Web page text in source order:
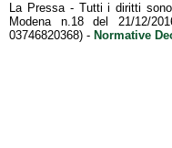
La Pressa - Tutti i diritti
Modena n.18 del 21/12/
03746820368) - Normative